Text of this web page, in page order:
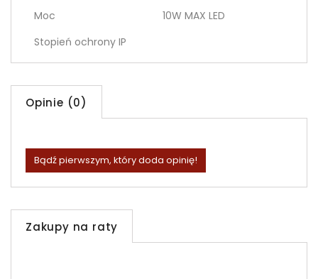
Moc
10W MAX LED
Stopień ochrony IP
Opinie (0)
Bądź pierwszym, który doda opinię!
Zakupy na raty